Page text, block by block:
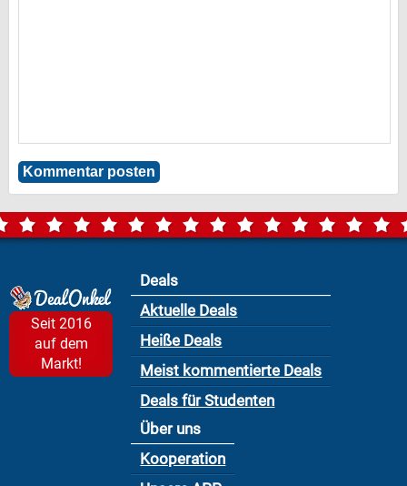
Seit 2016
auf dem
Markt!
Deals
Aktuelle Deals
Heiße Deals
Meist kommentierte Deals
Deals für Studenten
Über uns
Kooperation